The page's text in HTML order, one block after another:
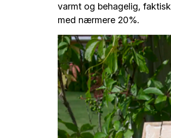
varmt og behagelig,
med nærmere 20%.